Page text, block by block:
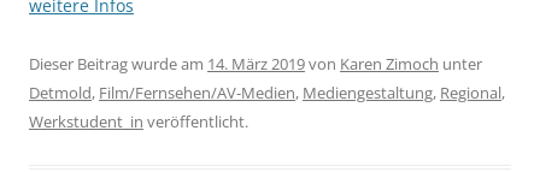
weitere Infos
Dieser Beitrag wurde am 14. März 2019von Karen Zimoch unter
Detmold, Film/Fernsehen/AV-Medien, Mediengestaltung, Regional,
Werkstudent_in veröffentlicht.